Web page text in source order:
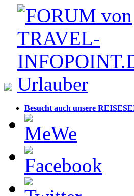
Besucht auch unsere